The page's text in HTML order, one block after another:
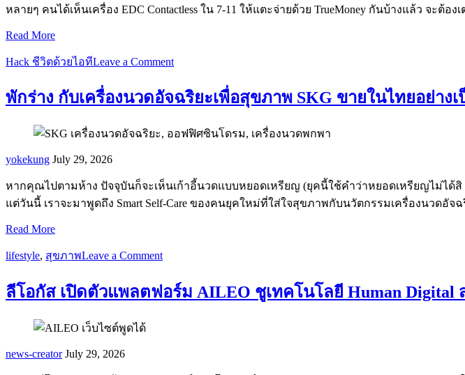
หลายๆ คนได้เห็นเครื่อง EDC Contactless ใน 7-11 ให้แตะจ่ายด้วย TrueMoney กันบ้างแล้ว จะต้
Read More
Hack ชีวิตด้วยไอทีLeave a Comment
พักร่าง กับเครื่องนวดอัจฉริยะเพื่อสุขภาพ SKG ขายในไทยอย่า
yokekung July 29, 2026
หากคุณไปตามห้าง ปัจจุบันก็จะเห็นเก้าอี้นวดแบบหยอดเหรียญ (ยุคนี้ใช้คำว่าหยอดเหรียญไม่ได้
แต่วันนี้ เราจะมาพูดถึง Smart Self-Care ของคนยุคใหม่ที่ใส่ใจสุขภาพกับนวัตกรรมเครื่องนวดอัจ
Read More
lifestyle, สุขภาพLeave a Comment
ลีโอกัส เปิดตัวแพลตฟอร์ม AILEO ชูเทคโนโลยี Human Digital
news-creator July 29, 2026